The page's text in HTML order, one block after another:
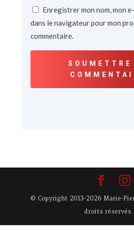
Enregistrer mon nom, mon
dans le navigateur pour mon
commentaire.
SOUMETTRE
© Copyright 2013-2026 Marie-
droits réservés.